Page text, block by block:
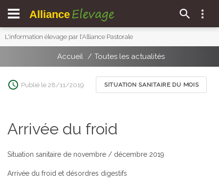
Alliance Elevage
L'information élevage par l'Alliance Pastorale
Accueil Toutes les actualités
Publié le 28/11/2019 SITUATION SANITAIRE DU MOIS
Arrivée du froid
Situation sanitaire de novembre / décembre 2019
Arrivée du froid et désordres digestifs